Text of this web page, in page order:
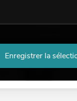
89,90€
Enregistrer la